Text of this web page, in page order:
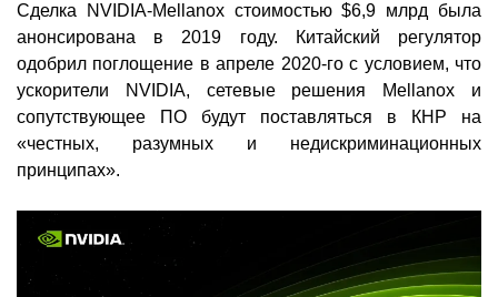
Сделка NVIDIA-Mellanox стоимостью $6,9 млрд была
анонсирована в 2019 году. Китайский регулятор
одобрил поглощение в апреле 2020-го с условием, что
ускорители NVIDIA, сетевые решения Mellanox и
сопутствующее ПО будут поставляться в КНР на
«честных, разумных и недискриминационных
принципах».